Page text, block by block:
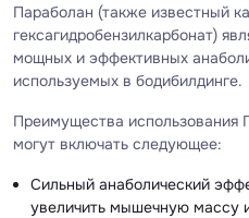
Параболан (также известный
гексагидробензилкарбонат)
мощных и эффективных
используемых в бодибилдинге.
Преимущества использования
могут включать следующее:
Сильный анаболический
увеличить мышечную массу